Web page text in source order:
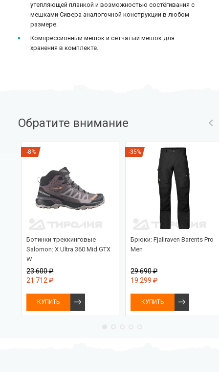
утепляющей планкой и возможностью состёгивания с
мешками Сивера аналогочной конструкции в любом
размере.
Компрессионный мешок и сетчатый мешок для
хранения в комплекте.
Обратите внимание
-8%
Ботинки треккинговые
Salomon: X Ultra 360 Mid GTX
W
23 600 ₽
21 712 ₽
КУПИТЬ
-35%
Брюки: Fjallraven Barents Pro
Men
29 690 ₽
19 299 ₽
КУПИТЬ